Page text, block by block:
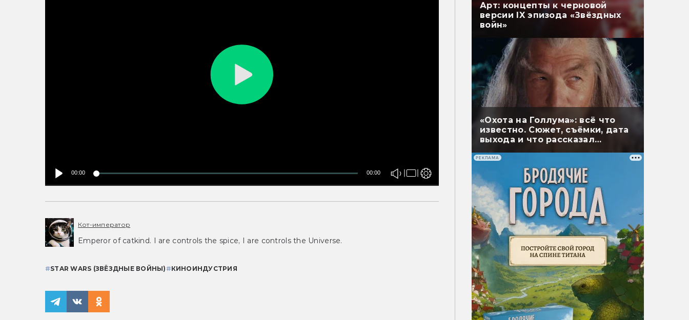
00:00 00:00
Кот-император
Emperor of catkind. I are controls the spice, I are controls the Universe.
#STAR WARS (ЗВЁЗДНЫЕ ВОЙНЫ) #КИНОИНДУСТРИЯ
Арт: концепты к черновой
версии IX эпизода «Звёздных
войн»
«Охота на Голлума»: всё что
известно. Сюжет, съёмки, дата
выхода и что рассказал
РЕКЛАМА